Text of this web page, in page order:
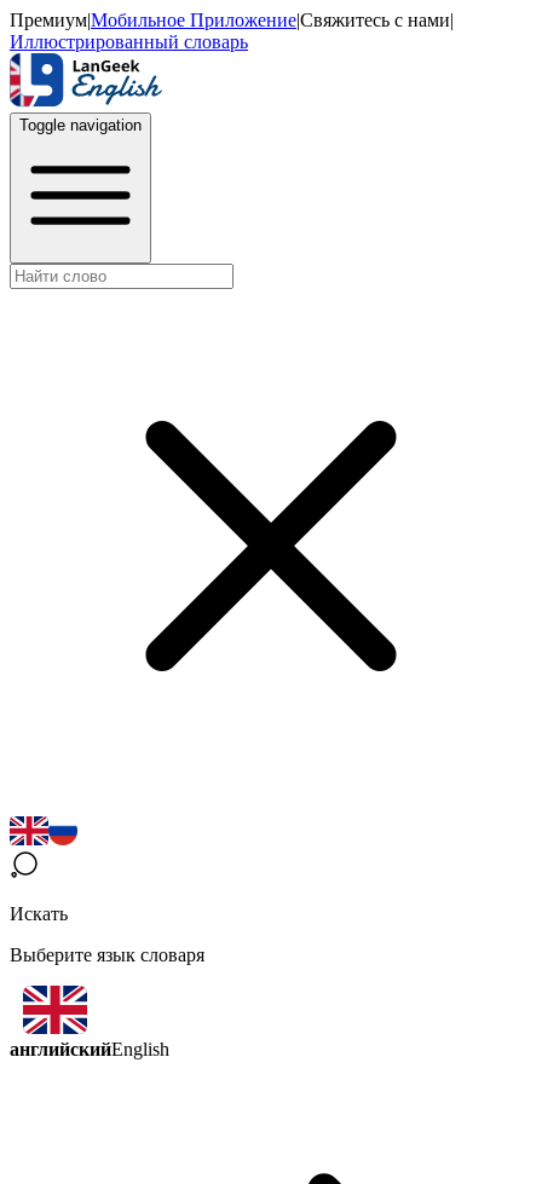
Премиум|Мобильное Приложение|Свяжитесь с нами|
Иллюстрированный словарь
Toggle navigation
Искать
Выберите язык словаря
английскийEnglish